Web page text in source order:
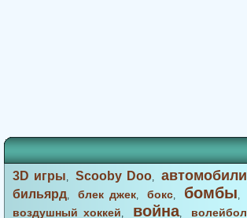
3D игры,Scooby Doo,автомобили
бильярд,блек джек,бокс, бомбы,
воздушный хоккей, война, волейбол